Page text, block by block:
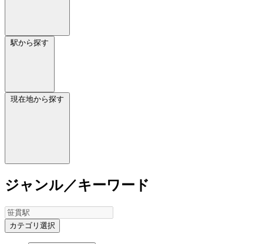
駅から探す
現在地から探す
ジャンル／キーワード
カテゴリ選択